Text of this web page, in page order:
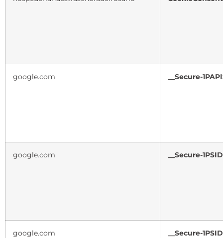
google.com __Secure-
google.com __Secure-1PSID
google.com __Secure-